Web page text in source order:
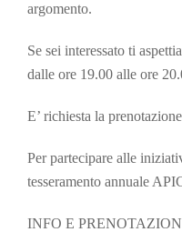
argomento.
Se sei interessato ti
dalle ore 19.00 alle ore
E’ richiesta la prenotazione
Per partecipare alle
tesseramento annuale
INFO E